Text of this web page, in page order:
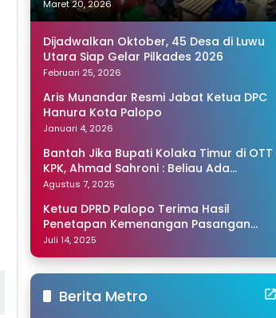
Maret 20, 2026
Dijadwalkan Oktober, 45 Desa di Luwu
Utara Siap Gelar Pilkades 2026
Februari 25, 2026
Aris Munandar Resmi Jabat Ketua DPC
Hanura Kota Palopo
Januari 4, 2026
Bantah Jika Bupati Kolaka Timur di OTT
KPK, Ahmad Sahroni : Beliau Ada
Disamping Saya di Makassar
Agustus 7, 2025
Ketua DPRD Palopo Terima Hasil
Penetapan Kemenangan Pasangan
Naili-Akhmad dari KPU Sulsel
Juli 14, 2025
Berita Metro